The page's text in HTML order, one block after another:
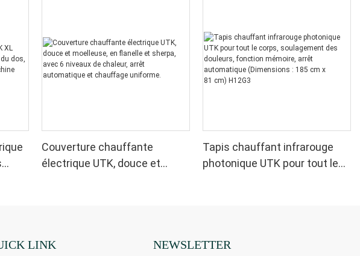
Couverture chauffante
électrique UTK, douce et
Tapis chauffant infrarouge
photonique UTK pour tout le
81 cm) H12G3
LINK NEWSLETTER